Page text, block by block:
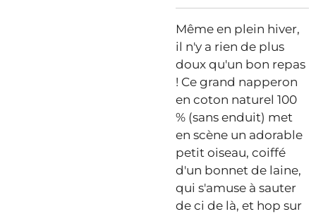
Même en plein hiver,
il n'y a rien de plus
doux qu'un bon repas
! Ce grand napperon
en coton naturel 100
% (sans enduit) met
en scène un adorable
petit oiseau, coiffé
d'un bonnet de laine,
qui s'amuse à sauter
de ci de là, et hop sur